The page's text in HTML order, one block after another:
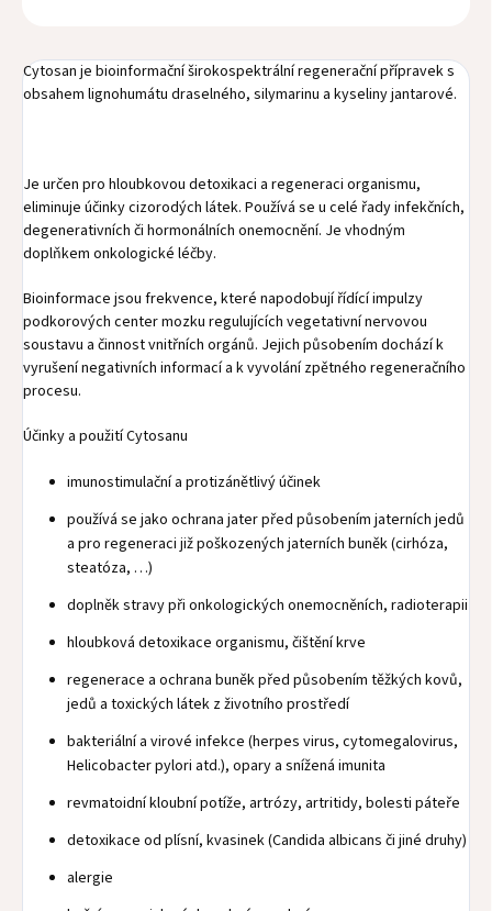
Cytosan je bioinformační širokospektrální regenerační přípravek s
obsahem lignohumátu draselného, silymarinu a kyseliny jantarové.
Je určen pro hloubkovou detoxikaci a regeneraci organismu,
eliminuje účinky cizorodých látek. Používá se u celé řady infekčních,
degenerativních či hormonálních onemocnění. Je vhodným
doplňkem onkologické léčby.
Bioinformace jsou frekvence, které napodobují řídící impulzy
podkorových center mozku regulujících vegetativní nervovou
soustavu a činnost vnitřních orgánů. Jejich působením dochází k
vyrušení negativních informací a k vyvolání zpětného regeneračního
procesu.
Účinky a použití Cytosanu
imunostimulační a protizánětlivý účinek
používá se jako ochrana jater před působením jaterních jedů
a pro regeneraci již poškozených jaterních buněk (cirhóza,
steatóza, …)
doplněk stravy při onkologických onemocněních, radioterapii
hloubková detoxikace organismu, čištění krve
regenerace a ochrana buněk před působením těžkých kovů,
jedů a toxických látek z životního prostředí
bakteriální a virové infekce (herpes virus, cytomegalovirus,
Helicobacter pylori atd.), opary a snížená imunita
revmatoidní kloubní potíže, artrózy, artritidy, bolesti páteře
detoxikace od plísní, kvasinek (Candida albicans či jiné druhy)
alergie